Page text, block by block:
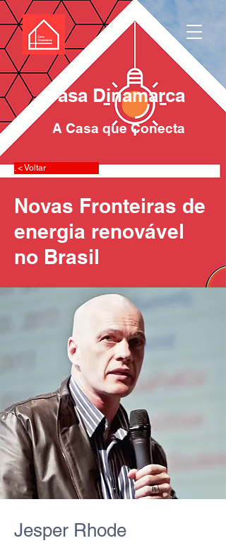
Casa Dinamarca
A Casa que Conecta
. < Voltar
Novas Fronteiras de
energia renovável
no Brasil
Jesper Rhode